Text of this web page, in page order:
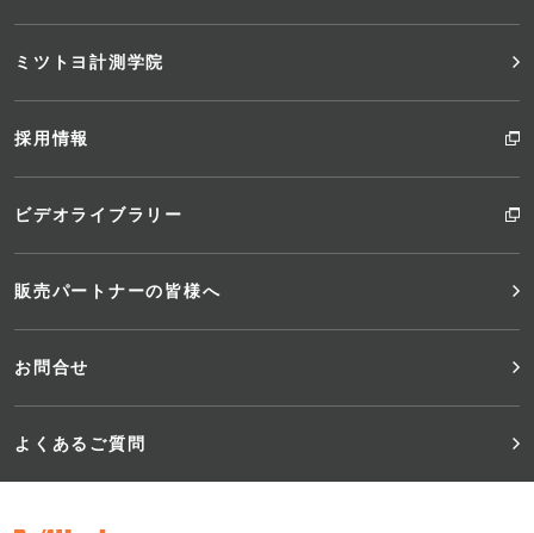
ミツトヨ計測学院
採用情報
ビデオライブラリー
販売パートナーの皆様へ
お問合せ
よくあるご質問